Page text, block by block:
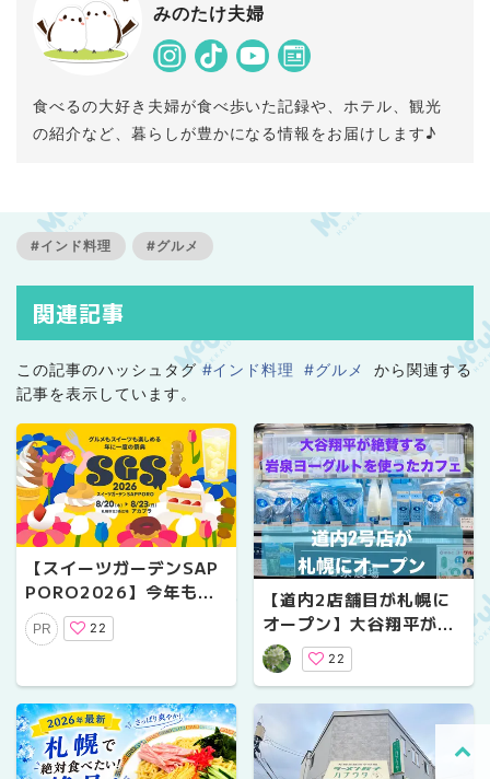
みのたけ夫婦
食べるの大好き夫婦が食べ歩いた記録や、ホテル、観光
の紹介など、暮らしが豊かになる情報をお届けします♪
#インド料理 #グルメ
関連記事
この記事のハッシュタグ#インド料理 #グルメ
から関連する
記事を表示しています。
【スイーツガーデンSAP
PORO2026】今年もア
カプラで8/20～23の4
日間開催！
PR 22
【道内2店舗目が札幌に
オープン】大谷翔平が世
界一だと絶賛した「岩泉
ヨーグルト」＆カフェ｜
「岩泉Cafe スーパーア
ークスエクストラ店」
22